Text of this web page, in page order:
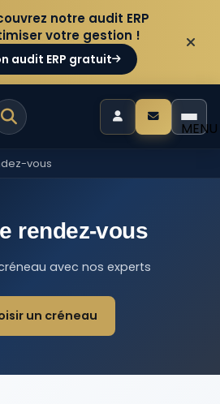
notre audit ERP
votre gestion !
audit ERP gratuit
MENU
vous
rendez-vous
avec nos experts
un créneau
cookies